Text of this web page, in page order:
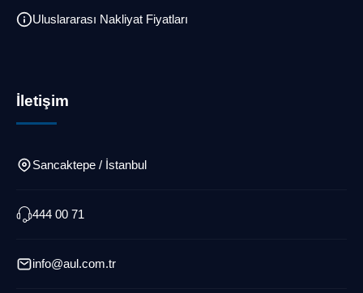
Uluslararası Nakliyat Fiyatları
İletişim
Sancaktepe / İstanbul
444 00 71
info@aul.com.tr